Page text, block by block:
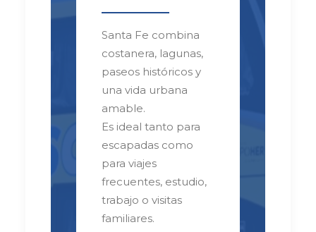
Santa Fe combina
costanera, lagunas,
paseos históricos y
una vida urbana
amable.
Es ideal tanto para
escapadas como
para viajes
frecuentes, estudio,
trabajo o visitas
familiares.